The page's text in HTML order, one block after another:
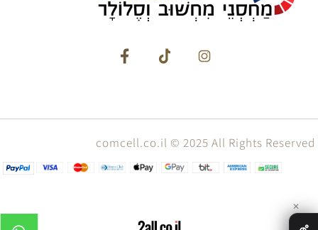
comcell.co.il © 2025 All Rights Reserved
✕